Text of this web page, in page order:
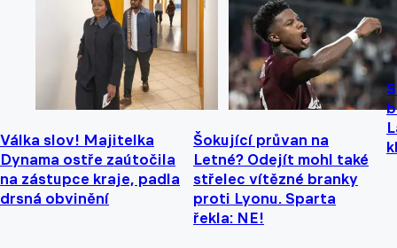
Válka slov! Majitelka
Dynama ostře zaútočila
na zástupce kraje, padla
drsná obvinění
Šokující průvan na
Letné? Odejít mohl také
střelec vítězné branky
proti Lyonu. Sparta
řekla: NE!